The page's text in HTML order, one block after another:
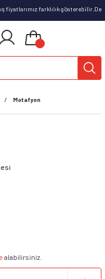
fiyatlarımız farklılık
Motafyon
alabilirsiniz.